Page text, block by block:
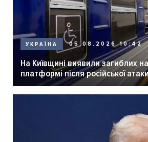
УКРАЇНА 05.08.2026 10:42
На Київщині виявили загиблих
платформі після російської